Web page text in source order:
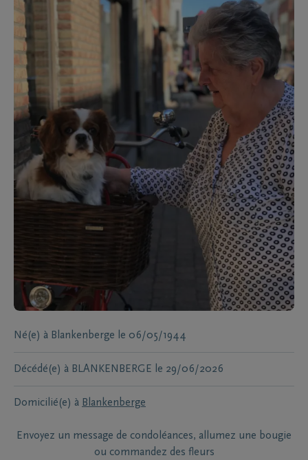
Né(e) à Blankenberge le 06/05/1944
Décédé(e) à BLANKENBERGE le 29/06/2026
Domicilié(e) à Blankenberge
Envoyez un message de condoléances, allumez une bougie
ou commandez des fleurs